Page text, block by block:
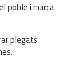
poble i marca
plegats